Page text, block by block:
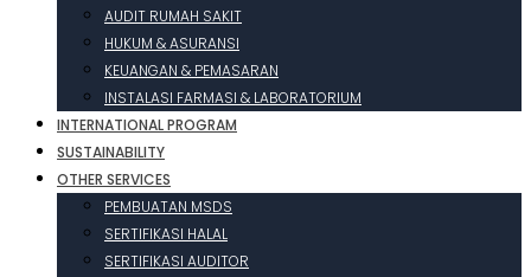
AUDIT RUMAH SAKIT
HUKUM & ASURANSI
KEUANGAN & PEMASARAN
INSTALASI FARMASI & LABORATORIUM
INTERNATIONAL PROGRAM
SUSTAINABILITY
OTHER SERVICES
PEMBUATAN MSDS
SERTIFIKASI HALAL
SERTIFIKASI AUDITOR